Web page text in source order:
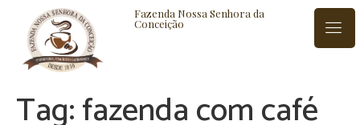
Fazenda Nossa Senhora da
Conceição
BLOG CONTATO
Tag:fazenda com café